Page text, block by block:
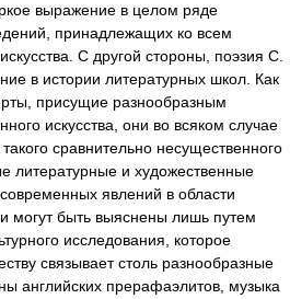
выражение в целом ряде
принадлежащих ко всем
С другой стороны, поэзия С.
в истории литературных школ. Как
присущие разнообразным
искусства, они во всяком случае
сравнительно несущественного
литературные и художественные
явлений в области
могут быть выяснены лишь путем
исследования, которое
связывает столь разнообразные
английских прерафаэлитов, музыка